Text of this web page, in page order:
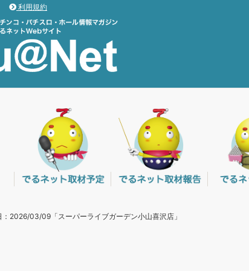
利用規約
：2026/03/09「スーパーライブガーデン小山喜沢店」